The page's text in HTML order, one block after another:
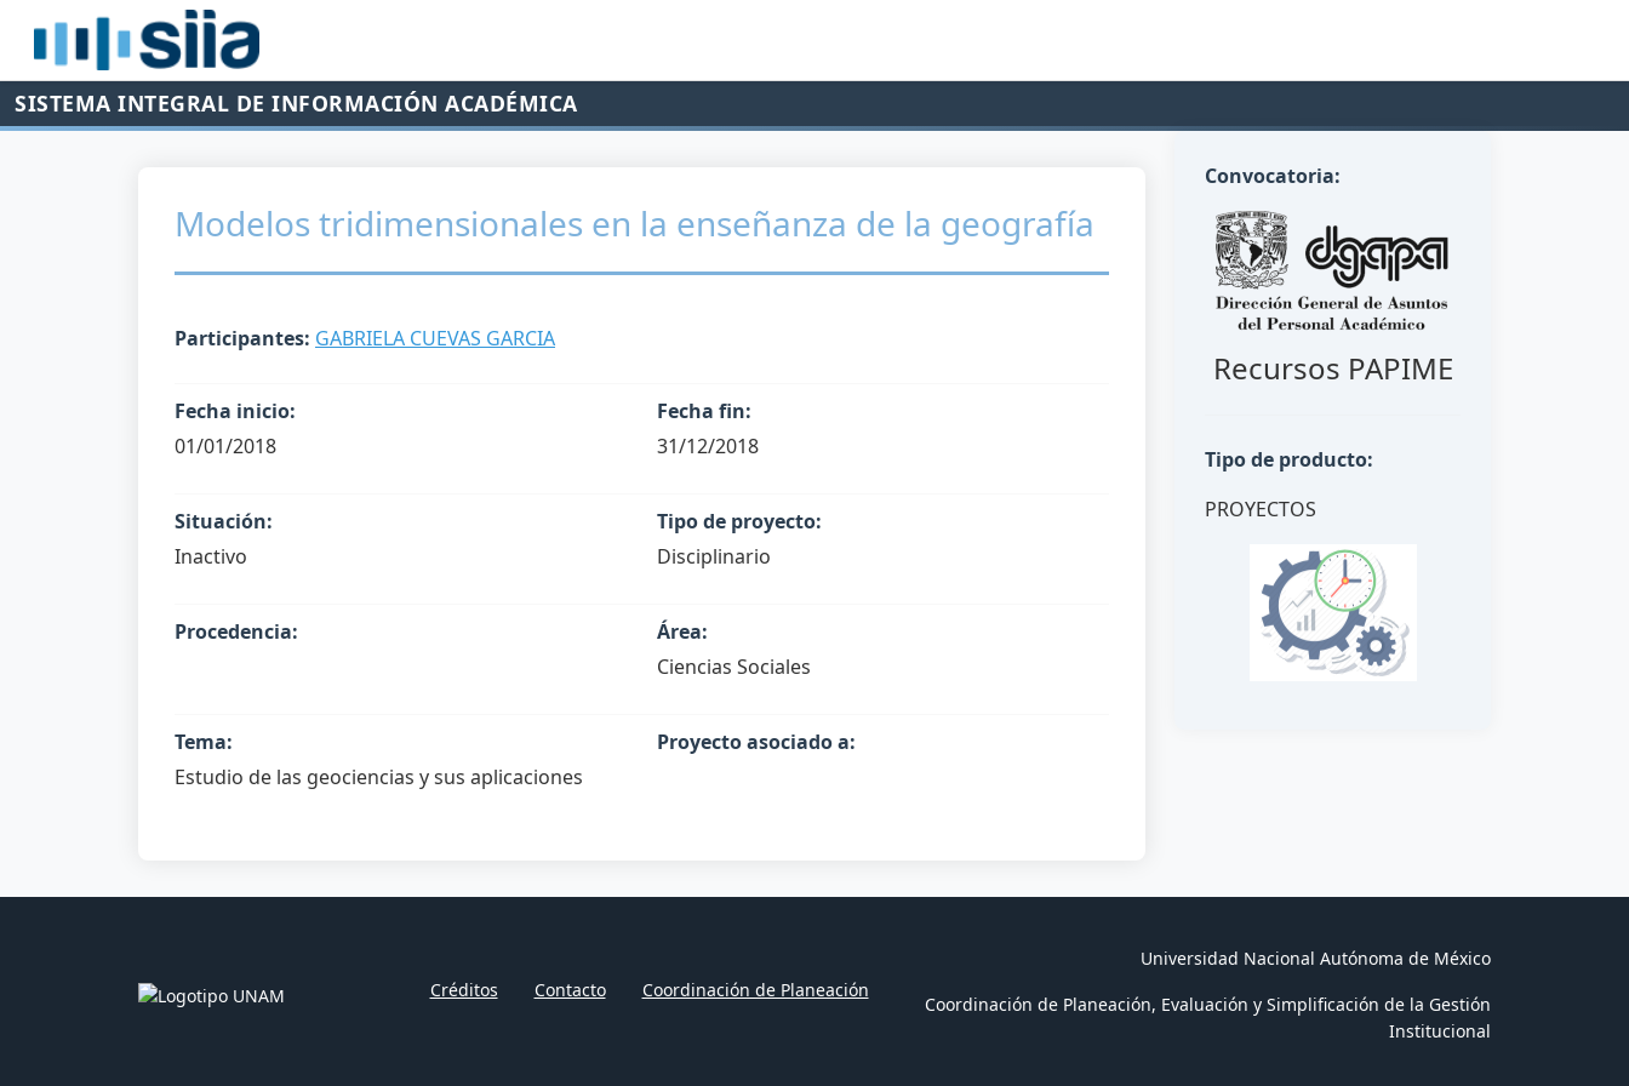
SISTEMA INTEGRAL DE INFORMACIÓN ACADÉMICA
Modelos tridimensionales en la enseñanza de la geografía
Participantes: GABRIELA CUEVAS GARCIA
Fecha inicio:
01/01/2018
Fecha fin:
31/12/2018
Situación:
Inactivo
Tipo de proyecto:
Disciplinario
Procedencia:
Área:
Ciencias Sociales
Tema:
Estudio de las geociencias y sus aplicaciones
Proyecto asociado a:
Convocatoria:
Recursos PAPIME
Tipo de producto:
PROYECTOS
Créditos Contacto Coordinación de Planeación
Universidad Nacional Autónoma de México
Coordinación de Planeación, Evaluación y Simplificación de la Gestión
Institucional